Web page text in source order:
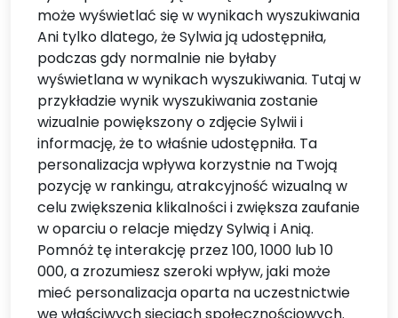
może wyświetlać się w wynikach wyszukiwania
Ani tylko dlatego, że Sylwia ją udostępniła,
podczas gdy normalnie nie byłaby
wyświetlana w wynikach wyszukiwania. Tutaj w
przykładzie wynik wyszukiwania zostanie
wizualnie powiększony o zdjęcie Sylwii i
informację, że to właśnie udostępniła. Ta
personalizacja wpływa korzystnie na Twoją
pozycję w rankingu, atrakcyjność wizualną w
celu zwiększenia klikalności i zwiększa zaufanie
w oparciu o relacje między Sylwią i Anią.
Pomnóż tę interakcję przez 100, 1000 lub 10
000, a zrozumiesz szeroki wpływ, jaki może
mieć personalizacja oparta na uczestnictwie